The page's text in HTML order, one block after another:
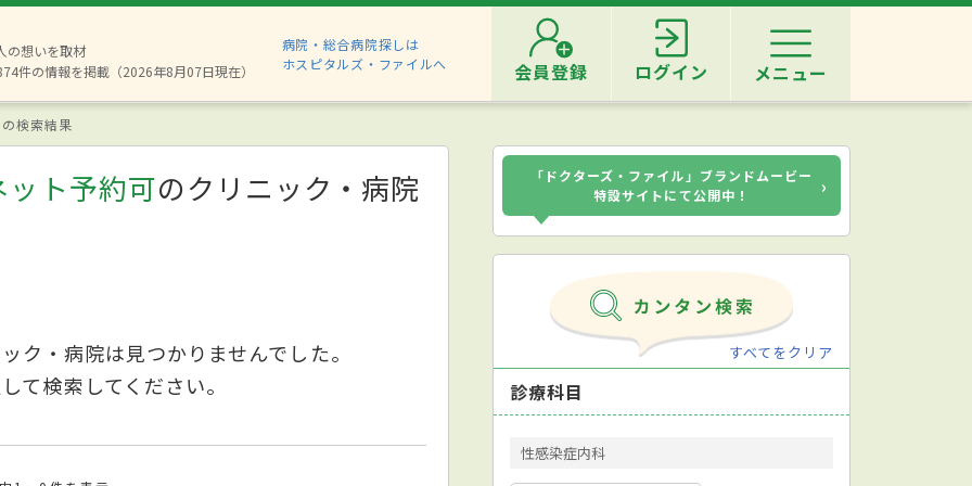
の想いを取材
件の情報を掲載（2026年8月07日現在）
病院・総合病院探しは
ホスピタルズ・ファイルへ
会員登録 ログイン メニュー
検索結果
ト予約可のクリニック・病院
ク・病院は見つかりませんでした。
て検索してください。
「ドクターズ・ファイル」ブランドムービー
特設サイトにて公開中！
›
すべてをクリア
診療科目
性感染症内科